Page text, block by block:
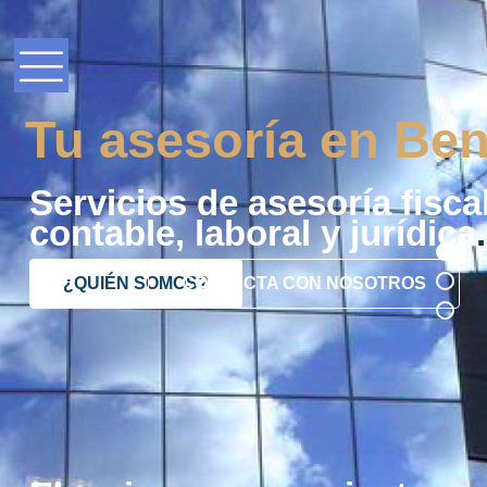
Tu asesoría en
Servicios de asesoría
contable, laboral y jurídica.
¿QUIÉN SOMOS?CONTACTA CON NOSOTROS